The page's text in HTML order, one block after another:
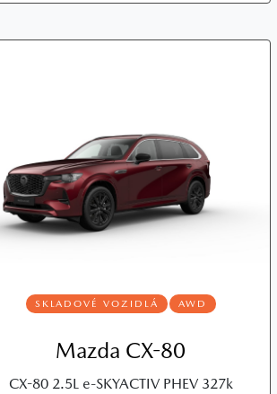
SKLADOVÉ VOZIDLÁ AWD
Mazda CX-80
CX-80 2.5L e-SKYACTIV PHEV 327k